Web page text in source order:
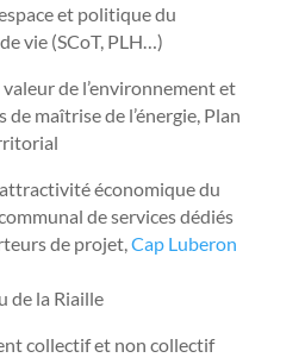
et politique du
vie (SCoT, PLH…)
de l’environnement et
maîtrise de l’énergie, Plan
économique du
de services dédiés
de projet, Cap Luberon
de la Riaille
collectif et non collectif